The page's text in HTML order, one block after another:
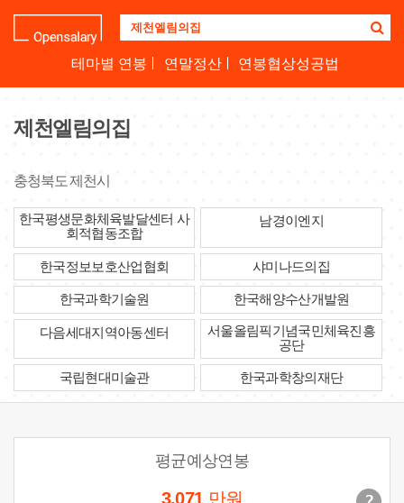
기
업
명
하
테마별 연봉 연말정산 연봉협상성공법
제천엘림의집
충청북도 제천시
한국평생문화체육발달센터 사
회적협동조합
남경이엔지
한국정보보호산업협회 샤미나드의집
한국과학기술원 한국해양수산개발원
다음세대지역아동센터
서울올림픽기념국민체육진흥
공단
국립현대미술관 한국과학창의재단
평균예상연봉
3,071 만원